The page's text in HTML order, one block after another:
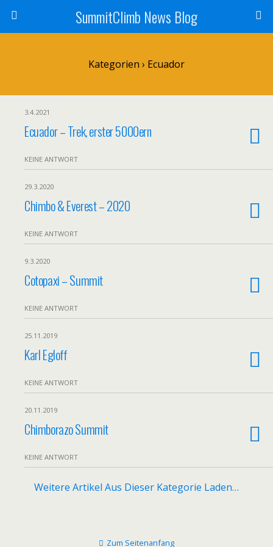
SummitClimb News Blog
Kategorien › Ecuador
3.4.2021
Ecuador – Trek, erster 5000ern
KEINE ANTWORT
29.3.2020
Chimbo & Everest – 2020
KEINE ANTWORT
9.3.2020
Cotopaxi – Summit
KEINE ANTWORT
25.11.2019
Karl Egloff
KEINE ANTWORT
20.11.2019
Chimborazo Summit
KEINE ANTWORT
Weitere Artikel Aus Dieser Kategorie Laden…
Zum Seitenanfang